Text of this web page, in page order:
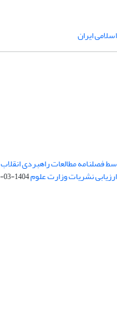
ایران
فصلنامه مطالعات راهبردی انقلاب
نشریات وزارت علوم1404-03-01